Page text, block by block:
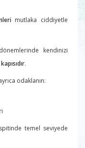
mutlaka ciddiyetle
kendinizi
.
odaklanın:
temel seviyede